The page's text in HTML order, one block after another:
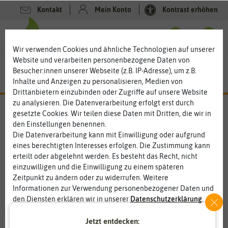
Kontakt Mein Konto Kontrast erhöhen
-50%
Wir verwenden Cookies und ähnliche Technologien auf unserer
Website und verarbeiten personenbezogene Daten von
Besucher:innen unserer Webseite (z.B. IP-Adresse), um z.B.
Inhalte und Anzeigen zu personalisieren, Medien von
Drittanbietern einzubinden oder Zugriffe auf unsere Website
zu analysieren. Die Datenverarbeitung erfolgt erst durch
gesetzte Cookies. Wir teilen diese Daten mit Dritten, die wir in
den Einstellungen benennen.
Die Datenverarbeitung kann mit Einwilligung oder aufgrund
eines berechtigten Interesses erfolgen. Die Zustimmung kann
erteilt oder abgelehnt werden. Es besteht das Recht, nicht
einzuwilligen und die Einwilligung zu einem späteren
Zeitpunkt zu ändern oder zu widerrufen. Weitere
Informationen zur Verwendung personenbezogener Daten und
den Diensten erklären wir in unserer Daten­schutz­erklärung
Statistik
Jetzt entdecken: